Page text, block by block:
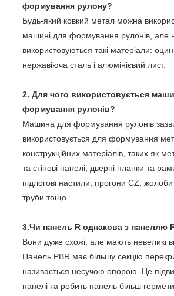
формування рулону?
Будь-який ковкий метал можна
машині для формування рулонів, але
використовуються такі матеріали:
нержавіюча сталь і алюмінієвий лист.
2. Для чого використовується
формування рулонів?
Машина для формування рулонів
використовується для формування
конструкційних матеріалів, таких як
та стінові панелі, дверні планки та
підлогові настили, прогони CZ, жолоби
труби тощо.
3.Чи панель R однакова з панеллю
Вони дуже схожі, але мають невеликі
Панель PBR має більшу секцію
називається несучою опорою. Це
панелі та робить панель більш